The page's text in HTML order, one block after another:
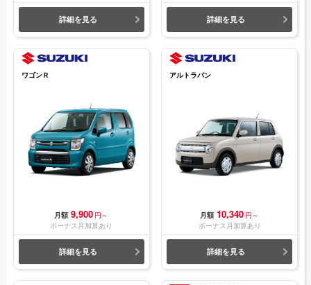
詳細を見る 詳細を見る
ワゴンＲ
月額 9,900 円～
ボーナス月加算あり
詳細を見る
アルトラパン
月額 10,340 円～
ボーナス月加算あり
詳細を見る